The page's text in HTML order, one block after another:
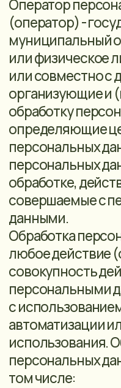
уничтожение.
Автоматизированная
персональных данных -
персональных данных с
средств
Распространение
- действия,
персональных данных
неопределенному кругу
Предоставление
действия, направленные
персональных данных
лицу или определенному
Блокирование
временное прекращение
персональных данных
случаев, если обработка
уточнения
Уничтожение
действия, в результате
становится
содержание
информационной
персональных данных и
результате которых
материальные носители
данных.
Обезличивание
действия, в результате